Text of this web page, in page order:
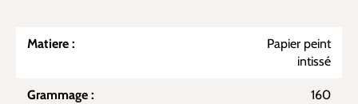
Matiere :
Papier peint
intissé
Grammage :
160